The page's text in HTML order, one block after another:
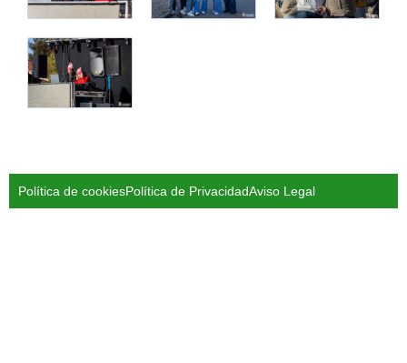
Política de cookiesPolítica de PrivacidadAviso Legal